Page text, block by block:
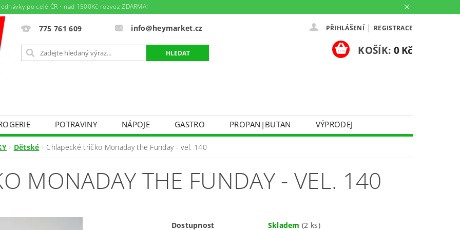
po celé ČR • nad 1500Kč rozvoz ZDARMA!
775 761 609 info@heymarket.cz PŘIHLÁŠENÍ | REGISTRACE
KOŠÍK: 0 Kč
POTRAVINY NÁPOJE GASTRO PROPAN|BUTAN
VÝPRODEJ
TEXTIL - BAZÁREK PRO MAMINKY A DĚTIČKY
PRÁCE AKTUÁLNÍ LETÁK SPOLEČENSKÉ AKCE PARTNERSKÉ PRODEJNY HEY!
Dětské Chlapecké tričko Monaday the Funday - vel. 140
MONADAY THE FUNDAY - VEL. 140
Dostupnost Skladem(2 ks)